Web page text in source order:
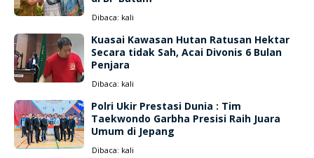
Dibaca: kali
Kuasai Kawasan Hutan Ratusan Hektar
Secara tidak Sah, Acai Divonis 6 Bulan
Penjara
Dibaca: kali
Polri Ukir Prestasi Dunia : Tim
Taekwondo Garbha Presisi Raih Juara
Umum di Jepang
Dibaca: kali